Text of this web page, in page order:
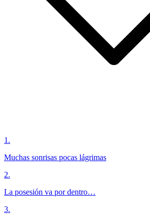
1 .
Muchas sonrisas pocas lágrimas
2.
La posesión va por dentro…
3.